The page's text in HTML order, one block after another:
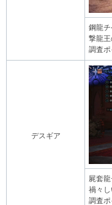
鋼龍
撃龍
調査
デスギア
屍套
禍々
調査